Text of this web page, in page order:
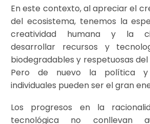
En este contexto, al apreciar el
del ecosistema, tenemos la
creatividad humana y la
desarrollar recursos y
biodegradables y respetuosas
Pero de nuevo la política y
individuales pueden ser el gran
Los progresos en la
tecnológica no conllevan